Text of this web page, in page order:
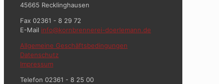
45665 Recklinghausen
Fax 02361 - 8 29 72
E-Mail info@kornbrennerei-doerlemann.de
Allgemeine Geschäftsbedingungen
Datenschutz
Impressum
Telefon 02361 - 8 25 00